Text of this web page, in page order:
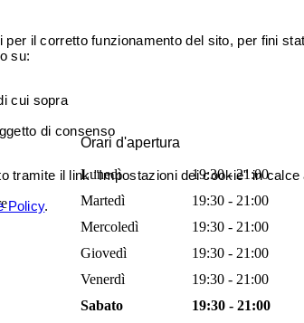
Orari d'apertura
Lunedì
19:30 - 21:00
Martedì
19:30 - 21:00
Mercoledì
19:30 - 21:00
Giovedì
19:30 - 21:00
Venerdì
19:30 - 21:00
Sabato
19:30 - 21:00
il corretto funzionamento del sito, per fini
su:
cui sopra
di consenso
tramite il link "Impostazioni dei cookie" in calce
Policy.